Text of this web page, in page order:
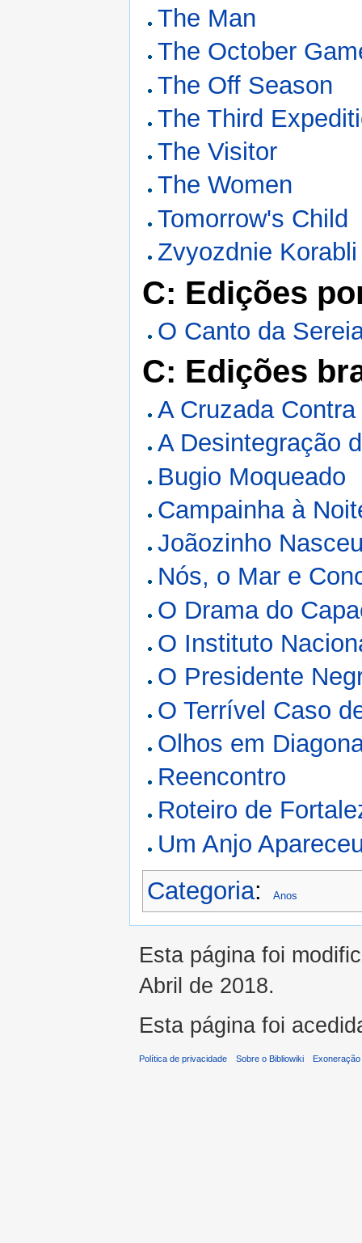
The Man
The October
The Off Season
The Third
The Visitor
The Women
Tomorrow's Child
Zvyozdnie Korabli
C: Edições
O Canto da
C: Edições
A Cruzada
A Desintegração
Bugio Moqueado
Campainha à
Joãozinho
Nós, o Mar e
O Drama do
O Instituto
O Presidente
O Terrível Caso
Olhos em
Reencontro
Roteiro de
Um Anjo
Categoria: Anos
Esta página foi
Abril de 2018.
Esta página foi
Política de privacidade Sobre o Bibliowiki